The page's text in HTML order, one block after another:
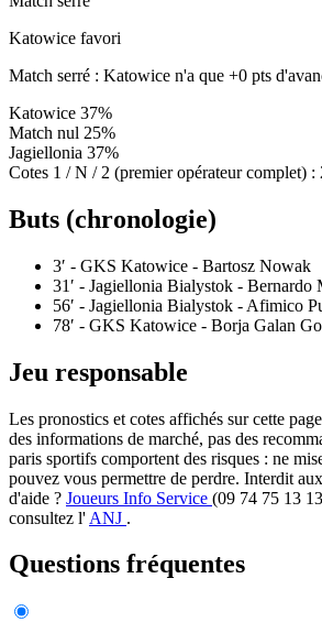
Katowice favori
Match serré : Katowice n'a que +0 pts
Katowice 37%
Match nul 25%
Jagiellonia 37%
Cotes 1 / N / 2 (premier opérateur complet) :
Buts (chronologie)
3′ - GKS Katowice - Bartosz Nowak
31′ - Jagiellonia Bialystok - Bernardo
56′ - Jagiellonia Bialystok - Afimico
78′ - GKS Katowice - Borja Galan
Jeu responsable
Les pronostics et cotes affichés sur cette
des informations de marché, pas des
paris sportifs comportent des risques : ne
pouvez vous permettre de perdre. Interdit
d'aide ? Joueurs Info Service (09 74 75 13
consultez l' ANJ .
Questions fréquentes